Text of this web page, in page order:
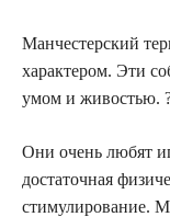
Манчестерский
характером. Эти
умом и живостью.
Они очень любят
достаточная
стимулирование.